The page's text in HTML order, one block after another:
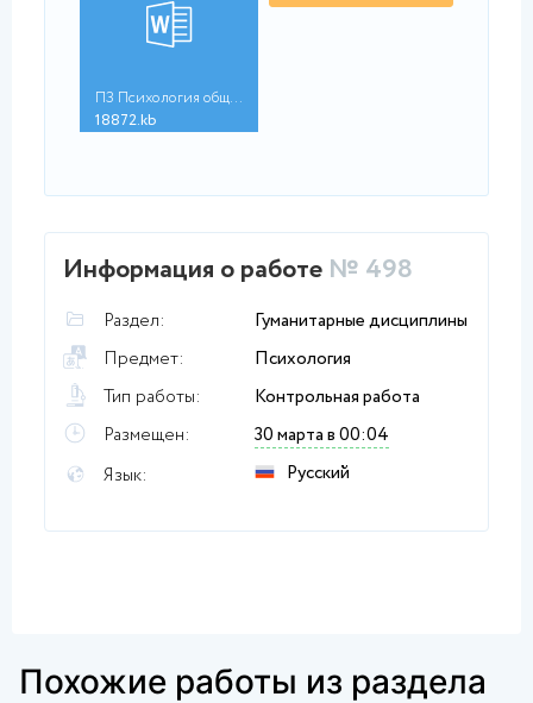
ПЗ Психология общени...
18872.kb
Информация о работе № 498
Раздел:
Гуманитарные дисциплины
Предмет:
Психология
Тип работы:
Контрольная работа
Размещен:
30 марта в 00:04
Язык:
Русский
Похожие работы из раздела